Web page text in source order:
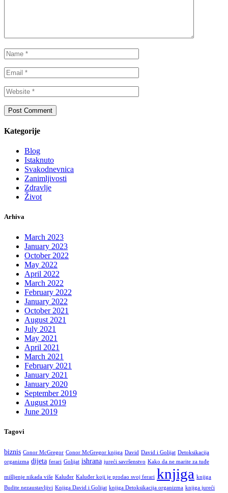
Kategorije
Blog
Istaknuto
Svakodnevnica
Zanimljivosti
Zdravlje
Život
Arhiva
March 2023
January 2023
October 2022
May 2022
April 2022
March 2022
February 2022
January 2022
October 2021
August 2021
July 2021
May 2021
April 2021
March 2021
February 2021
January 2021
January 2020
September 2019
August 2019
June 2019
Tagovi
biznis Conor McGregor Conor McGregor knjiga David David i Golijat Detoksikacija
organizma dijeta ferari Golijat ishrana jureći savršenstvo Kako da ne marite za tuđe
mišljenje nikada više Kaluđer Kaluđer koji je prodao svoj ferari knjiga knjiga
Budite nezaustavljivi Knjiga David i Golijat knjiga Detoksikacija organizma knjiga jureći